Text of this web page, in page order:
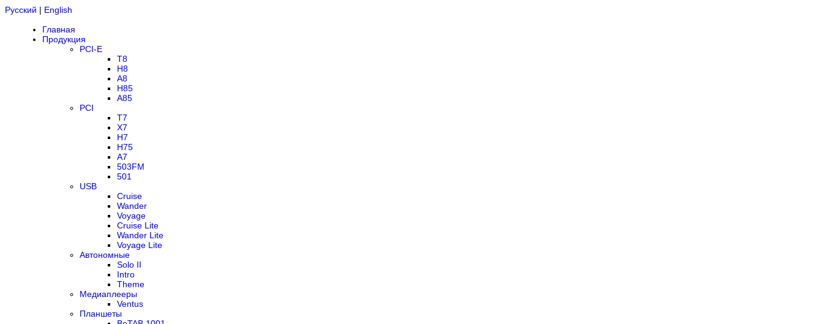
Русский | English
Главная
Продукция
PCI-E
T8
H8
A8
H85
A85
PCI
T7
X7
H7
H75
A7
503FM
501
USB
Cruise
Wander
Voyage
Cruise Lite
Wander Lite
Voyage Lite
Автономные
Solo II
Intro
Theme
Медиаплееры
Ventus
Планшеты